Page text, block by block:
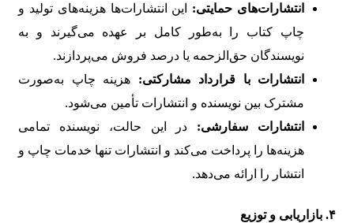
انتشارات‌های حمایتی: این انتشارات‌ها هزینه‌های تولید و
چاپ کتاب را به‌طور کامل بر عهده می‌گیرند و به
نویسندگان حق‌الزحمه یا درصد فروش می‌پردازند.
انتشارات با قرارداد مشارکتی: هزینه چاپ به‌صورت
مشترک بین نویسنده و انتشارات تأمین می‌شود.
انتشارات سفارشی: در این حالت، نویسنده تمامی
هزینه‌ها را پرداخت می‌کند و انتشارات تنها خدمات چاپ و
انتشار را ارائه می‌دهد.
۴. بازاریابی و توزیع